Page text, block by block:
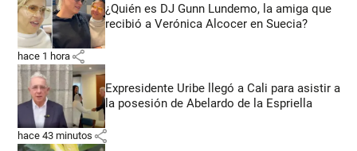
¿Quién es DJ Gunn Lundemo, la amiga que
recibió a Verónica Alcocer en Suecia?
hace 1 hora share
Expresidente Uribe llegó a Cali para asistir a
la posesión de Abelardo de la Espriella
hace 43 minutos share